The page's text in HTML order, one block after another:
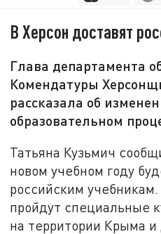
В Херсон доставят
Глава департамента
Комендатуры
рассказала об
образовательном
Татьяна Кузьмич
новом учебном году
российским
пройдут специальные
на территории Крыма